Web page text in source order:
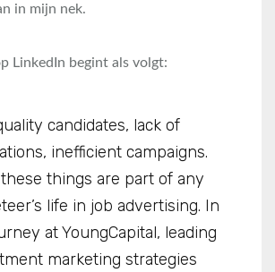
in mijn nek.
LinkedIn begint als volgt:
candidates, lack of
inefficient campaigns.
things are part of any
life in job advertising. In
at YoungCapital, leading
marketing strategies